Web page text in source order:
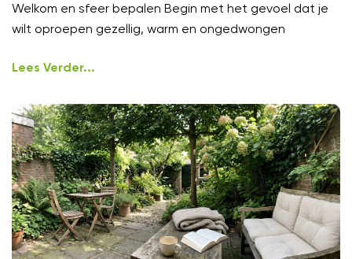
Welkom en sfeer bepalen Begin met het gevoel dat je
wilt oproepen gezellig, warm en ongedwongen
Lees Verder...